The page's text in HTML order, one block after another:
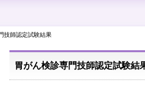
技師認定試験結果
胃がん検診専門技師認定試験結